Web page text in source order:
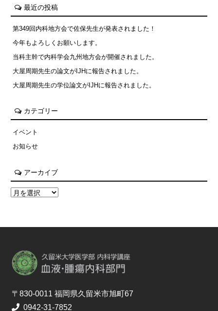
最近の投稿
第349回内科地方会で佐保先生が発表されました！
今年もよろしくお願いします。
当科主幹で内科学会九州地方会が開催されました。
大屋周期先生の論文がIJHに報告されました。
大屋周期先生の学位論文がIJHに報告されました。
カテゴリー
イベント
お知らせ
アーカイブ
〒830-0011 福岡県久留米市旭町67
0942-31-7852